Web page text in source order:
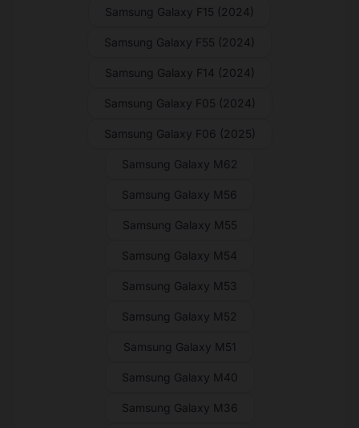
Samsung Galaxy F15 (2024)
Samsung Galaxy F55 (2024)
Samsung Galaxy F14 (2024)
Samsung Galaxy F05 (2024)
Samsung Galaxy F06 (2025)
Samsung Galaxy M62
Samsung Galaxy M56
Samsung Galaxy M55
Samsung Galaxy M54
Samsung Galaxy M53
Samsung Galaxy M52
Samsung Galaxy M51
Samsung Galaxy M40
Samsung Galaxy M36